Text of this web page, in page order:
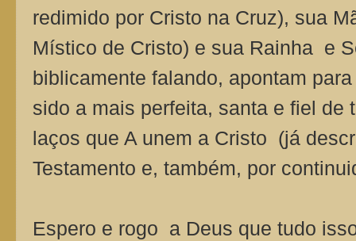
redimido por Cristo na Cruz), sua
Místico de Cristo) e sua Rainha e
biblicamente falando, apontam
sido a mais perfeita, santa e fiel de
laços que A unem a Cristo (já
Testamento e, também, por
Espero e rogo a Deus que tudo